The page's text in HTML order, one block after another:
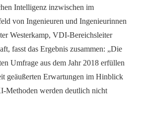
Intelligenz inzwischen im
von Ingenieuren und Ingenieurinnen
Westerkamp, VDI-Bereichsleiter
fasst das Ergebnis zusammen: „Die
Umfrage aus dem Jahr 2018 erfüllen
geäußerten Erwartungen im Hinblick
Methoden werden deutlich nicht